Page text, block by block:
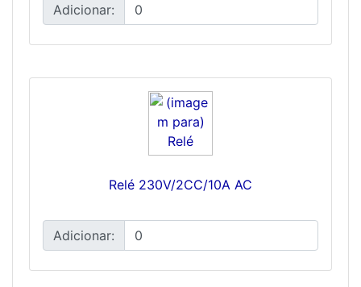
Adicionar:
Relé 230V/2CC/10A AC
Adicionar: